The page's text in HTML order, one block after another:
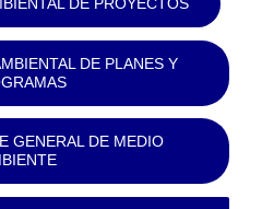
DE PLANES Y
GENERAL DE MEDIO